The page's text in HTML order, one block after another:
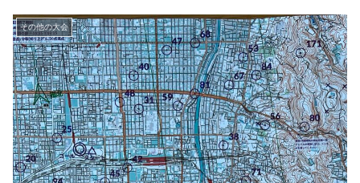
その他の大会